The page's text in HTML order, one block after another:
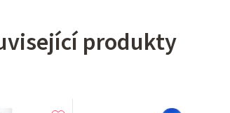
produkty